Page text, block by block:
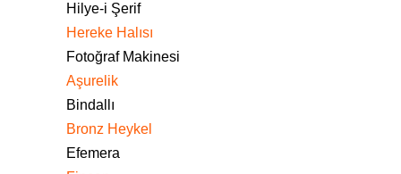
Hilye-i Şerif
Hereke Halısı
Fotoğraf Makinesi
Aşurelik
Bindallı
Bronz Heykel
Efemera